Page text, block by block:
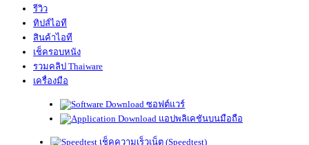
รีวิว
ทิปส์ไอที
สินค้าไอที
เช็ครอบหนัง
รวมคลิป Thaiware
เครื่องมือ
ซอฟต์แวร์
แอปพลิเคชันบนมือถือ
เช็คความเร็วเน็ต (Speedtest)